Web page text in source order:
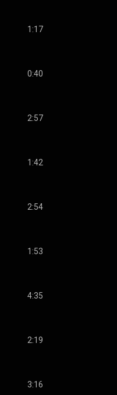
1:17
0:40
2:57
1:42
2:54
1:53
4:35
2:19
3:16